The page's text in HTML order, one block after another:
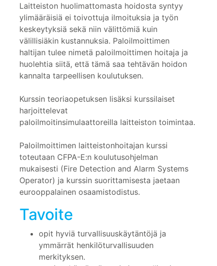
Laitteiston huolimattomasta hoidosta syntyy
ylimääräisiä ei toivottuja ilmoituksia ja työn
keskeytyksiä sekä niin välittömiä kuin
välillisiäkin kustannuksia. Paloilmoittimen
haltijan tulee nimetä paloilmoittimen hoitaja ja
huolehtia siitä, että tämä saa tehtävän hoidon
kannalta tarpeellisen koulutuksen.
Kurssin teoriaopetuksen lisäksi kurssilaiset
harjoittelevat
paloilmoitinsimulaattoreilla laitteiston toimintaa.
Paloilmoittimen laitteistonhoitajan kurssi
toteutaan CFPA-E:n koulutusohjelman
mukaisesti (Fire Detection and Alarm Systems
Operator) ja kurssin suorittamisesta jaetaan
eurooppalainen osaamistodistus.
Tavoite
opit hyviä turvallisuuskäytäntöjä ja
ymmärrät henkilöturvallisuuden
merkityksen.